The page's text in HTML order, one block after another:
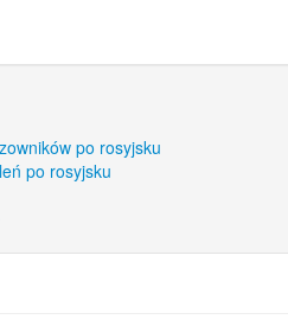
po rosyjsku
po rosyjsku